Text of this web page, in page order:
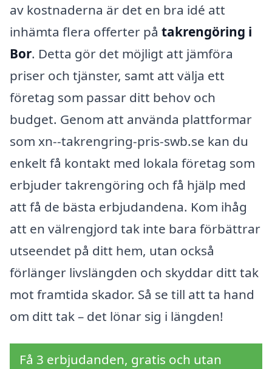
av kostnaderna är det en bra idé att
inhämta flera offerter på takrengöring i
Bor. Detta gör det möjligt att jämföra
priser och tjänster, samt att välja ett
företag som passar ditt behov och
budget. Genom att använda plattformar
som xn--takrengring-pris-swb.se kan du
enkelt få kontakt med lokala företag som
erbjuder takrengöring och få hjälp med
att få de bästa erbjudandena. Kom ihåg
att en välrengjord tak inte bara förbättrar
utseendet på ditt hem, utan också
förlänger livslängden och skyddar ditt tak
mot framtida skador. Så se till att ta hand
om ditt tak – det lönar sig i längden!
Få 3 erbjudanden, gratis och utan